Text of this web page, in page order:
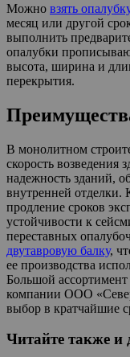
Можно взять
месяц или другой
выполнить
опалубки
высота, ширина и
перекрытия.
В монолитном
скорость
надежность зданий,
внутренней отделки.
продление сроков
устойчивости к
переставных
двутавровую балку,
ее производства
Большой
компании ООО
выбор в кратчайшие
Читайте также и